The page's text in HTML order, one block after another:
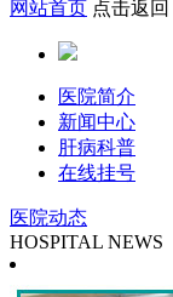
网站首页 点击返回
医院简介
新闻中心
肝病科普
在线挂号
医院动态
HOSPITAL NEWS